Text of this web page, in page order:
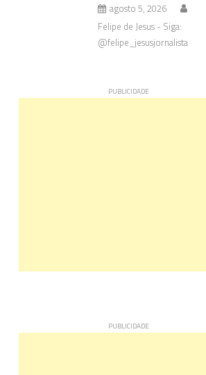
agosto 5, 2026
Felipe de Jesus - Siga:
@felipe_jesusjornalista